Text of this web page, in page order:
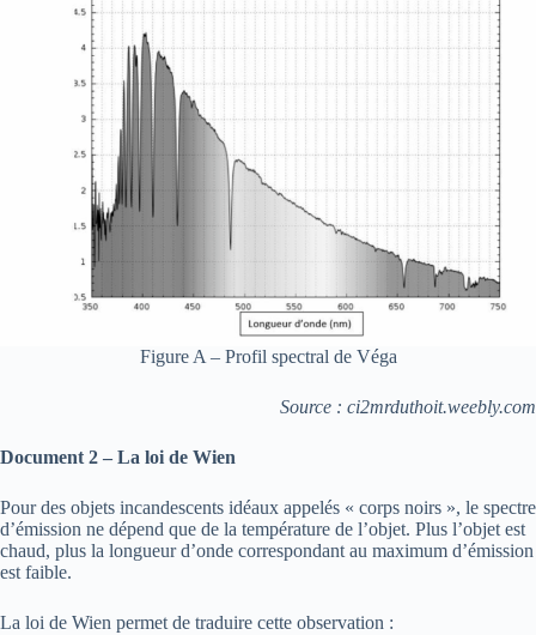
Figure A – Profil spectral de Véga
Source : ci2mrduthoit.weebly.com
Document 2 – La loi de Wien
Pour des objets incandescents idéaux appelés « corps noirs », le spectre
d’émission ne dépend que de la température de l’objet. Plus l’objet est
chaud, plus la longueur d’onde correspondant au maximum d’émission
est faible.
La loi de Wien permet de traduire cette observation :